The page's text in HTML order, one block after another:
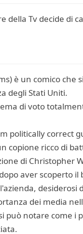
della Tv decide di
è un comico
degli Stati Uniti.
di voto
politically correct
copione ricco di
di Christopher
aver scoperto
dei media
può notare come i